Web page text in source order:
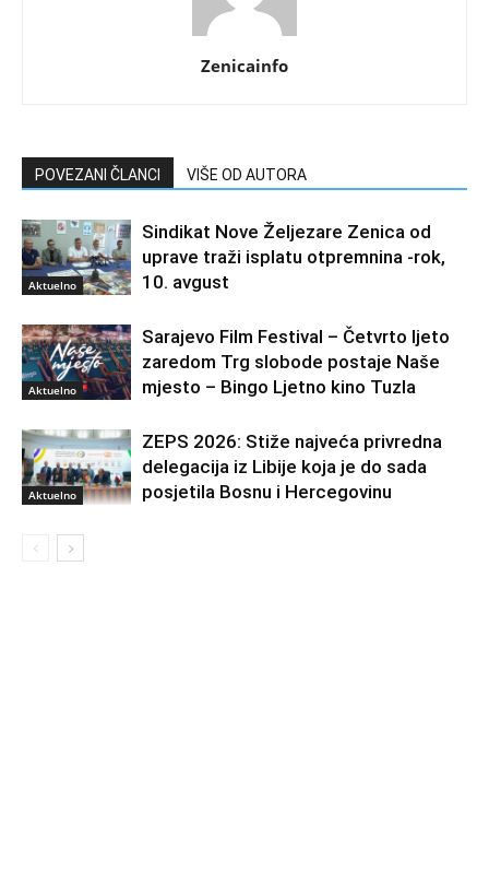
Zenicainfo
POVEZANI ČLANCI VIŠE OD AUTORA
Aktuelno
Sindikat Nove Željezare Zenica od
uprave traži isplatu otpremnina -rok,
10. avgust
Aktuelno
Sarajevo Film Festival – Četvrto ljeto
zaredom Trg slobode postaje Naše
mjesto – Bingo Ljetno kino Tuzla
Aktuelno
ZEPS 2026: Stiže najveća privredna
delegacija iz Libije koja je do sada
posjetila Bosnu i Hercegovinu